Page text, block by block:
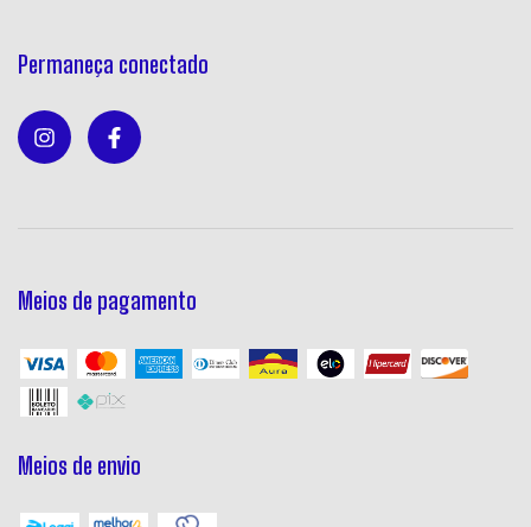
Permaneça conectado
Meios de pagamento
Meios de envio